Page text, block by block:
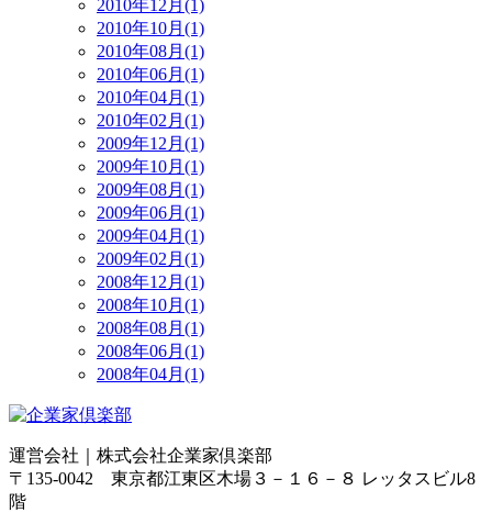
2010年12月(1)
2010年10月(1)
2010年08月(1)
2010年06月(1)
2010年04月(1)
2010年02月(1)
2009年12月(1)
2009年10月(1)
2009年08月(1)
2009年06月(1)
2009年04月(1)
2009年02月(1)
2008年12月(1)
2008年10月(1)
2008年08月(1)
2008年06月(1)
2008年04月(1)
運営会社｜ 株式会社企業家倶楽部
〒135-0042 東京都江東区木場３－１６－８ レッタスビル8
階